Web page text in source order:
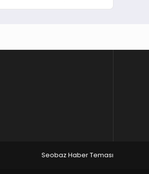
Seobaz Haber Teması